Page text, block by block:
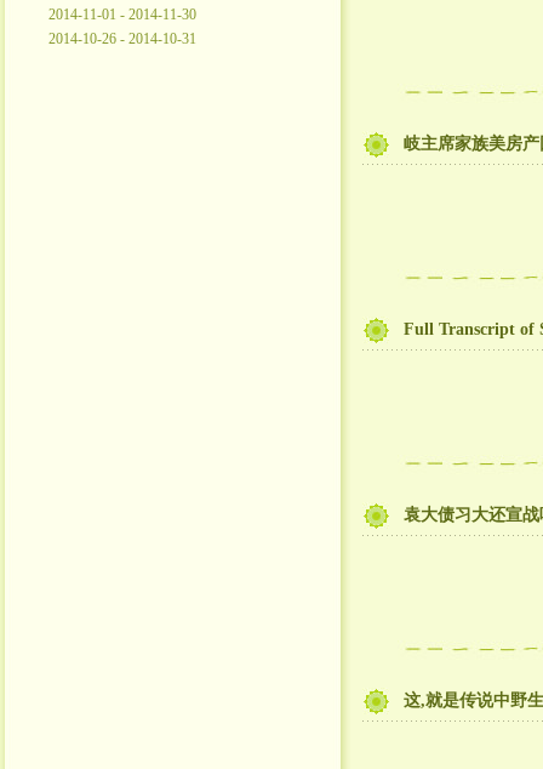
2014-11-01 - 2014-11-30
2014-10-26 - 2014-10-31
岐主席家族美房
Full Transcript of
袁大债习大还宣
这,就是传说中野